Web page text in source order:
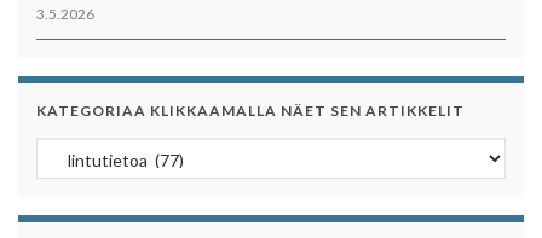
3.5.2026
KATEGORIAA KLIKKAAMALLA NÄET SEN ARTIKKELIT
Kategoriaa klikkaamalla näet sen artikkelit